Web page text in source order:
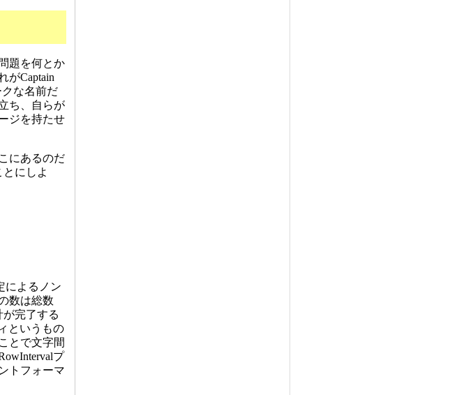
題を何とか
がCaptain
クな名前だ
ち、自らが
ジを持たせ
にあるのだ
にしよ
によるノン
数は総数
完了する
というもの
とで文字間
プ
トフォーマ